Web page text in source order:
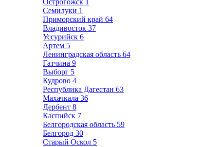
Острогожск 1
Семилуки 1
Приморский край 64
Владивосток 37
Уссурийск 6
Артем 5
Ленинградская область 64
Гатчина 9
Выборг 5
Кудрово 4
Республика Дагестан 63
Махачкала 36
Дербент 8
Каспийск 7
Белгородская область 59
Белгород 30
Старый Оскол 5